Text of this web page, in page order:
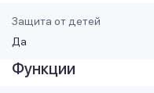
Защита от детей
Да
Функции